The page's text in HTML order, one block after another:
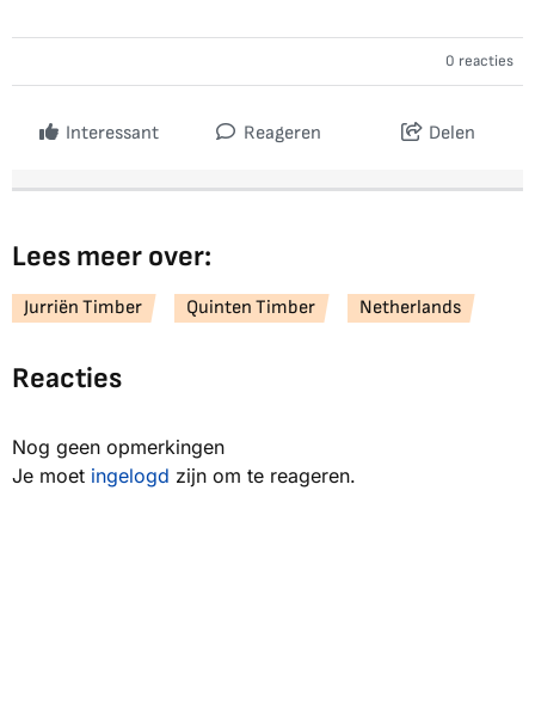
0 reacties
Interessant Reageren Delen
Lees meer over:
Jurriën Timber Quinten Timber Netherlands
Reacties
Nog geen opmerkingen
Je moet ingelogd zijn om te reageren.